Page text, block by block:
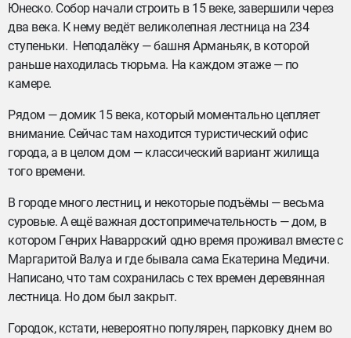
Юнеско. Собор начали строить в 15 веке, завершили через
два века. К нему ведёт великолепная лестница на 234
ступеньки. Неподалёку — башня Арманьяк, в которой
раньше находилась тюрьма. На каждом этаже — по
камере.
Рядом — домик 15 века, который моментально цепляет
внимание. Сейчас там находится туристический офис
города, а в целом дом — классический вариант жилища
того времени.
В городе много лестниц, и некоторые подъёмы — весьма
суровые. А ещё важная достопримечательность — дом, в
котором Генрих Наваррский одно время проживал вместе с
Маргаритой Валуа и где бывала сама Екатерина Медичи.
Написано, что там сохранилась с тех времен деревянная
лестница. Но дом был закрыт.
Городок, кстати, невероятно популярен, парковку днем во